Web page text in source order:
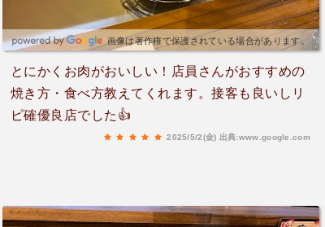
画像は著作権で保護されている場合があります。
とにかくお肉がおいしい！店員さんがおすすめの
焼き方・食べ方教えてくれます。接客も良いしリ
ピ確優良店でした👍
2025/5/2(金) 出典:www.google.com